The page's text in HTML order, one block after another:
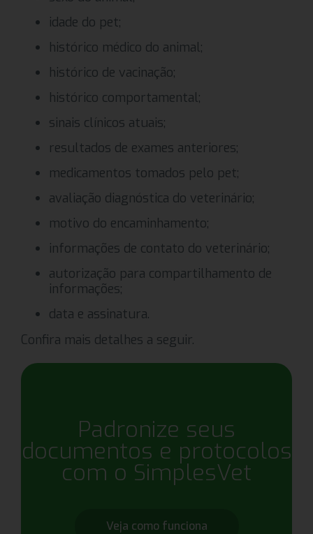
idade do pet;
histórico médico do animal;
histórico de vacinação;
histórico comportamental;
sinais clínicos atuais;
resultados de exames anteriores;
medicamentos tomados pelo pet;
avaliação diagnóstica do veterinário;
motivo do encaminhamento;
informações de contato do veterinário;
autorização para compartilhamento de
informações;
data e assinatura.
Confira mais detalhes a seguir.
Padronize seus
documentos e protocolos
com o SimplesVet
Veja como funciona